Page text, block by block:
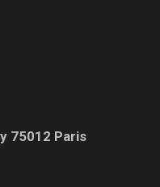
75012 Paris